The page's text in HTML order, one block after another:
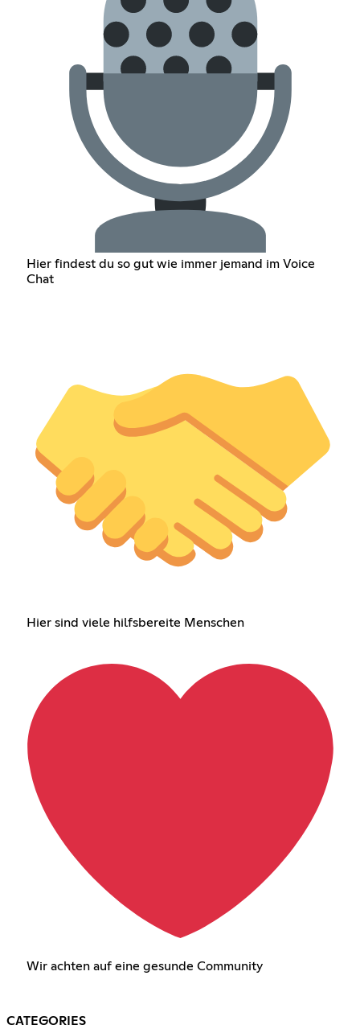
Hier findest du so gut wie immer jemand im Voice
Chat
Hier sind viele hilfsbereite Menschen
Wir achten auf eine gesunde Community
CATEGORIES